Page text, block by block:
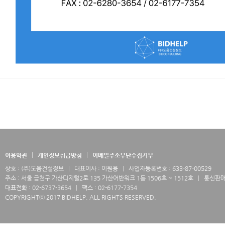
이용약관 개인정보취급방침
이메일주소무단수집거부
상호 : (주)도움건설정보
대표이사 : 이원용
사업자등록번호 : 633-87-00529
주소 : 서울 금천구 가산디지털2로 135 가산어반워크 1동 1506호 ~ 1512호
통신판
대표전화 : 02-6737-3654
팩스 : 02-6177-7354
COPYRIGHTⓒ 2017 BIDHELP. ALL RIGHTS RESERVED.